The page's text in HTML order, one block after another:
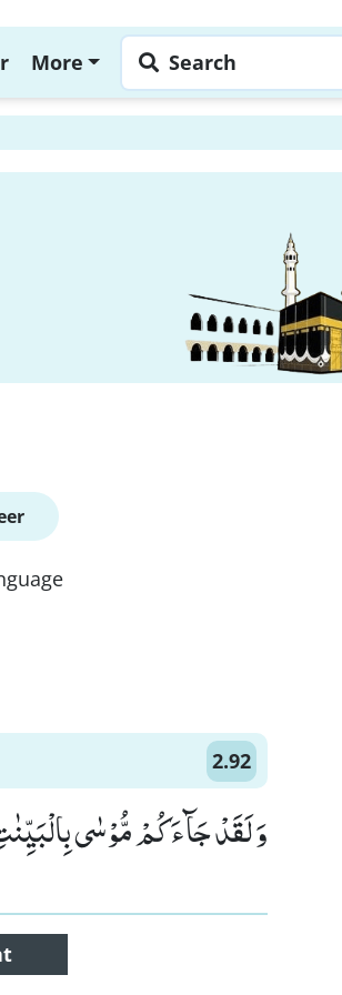
More Search
2.92
وَ لَقَدْ جَآءَكُمْ مُّوْسٰى